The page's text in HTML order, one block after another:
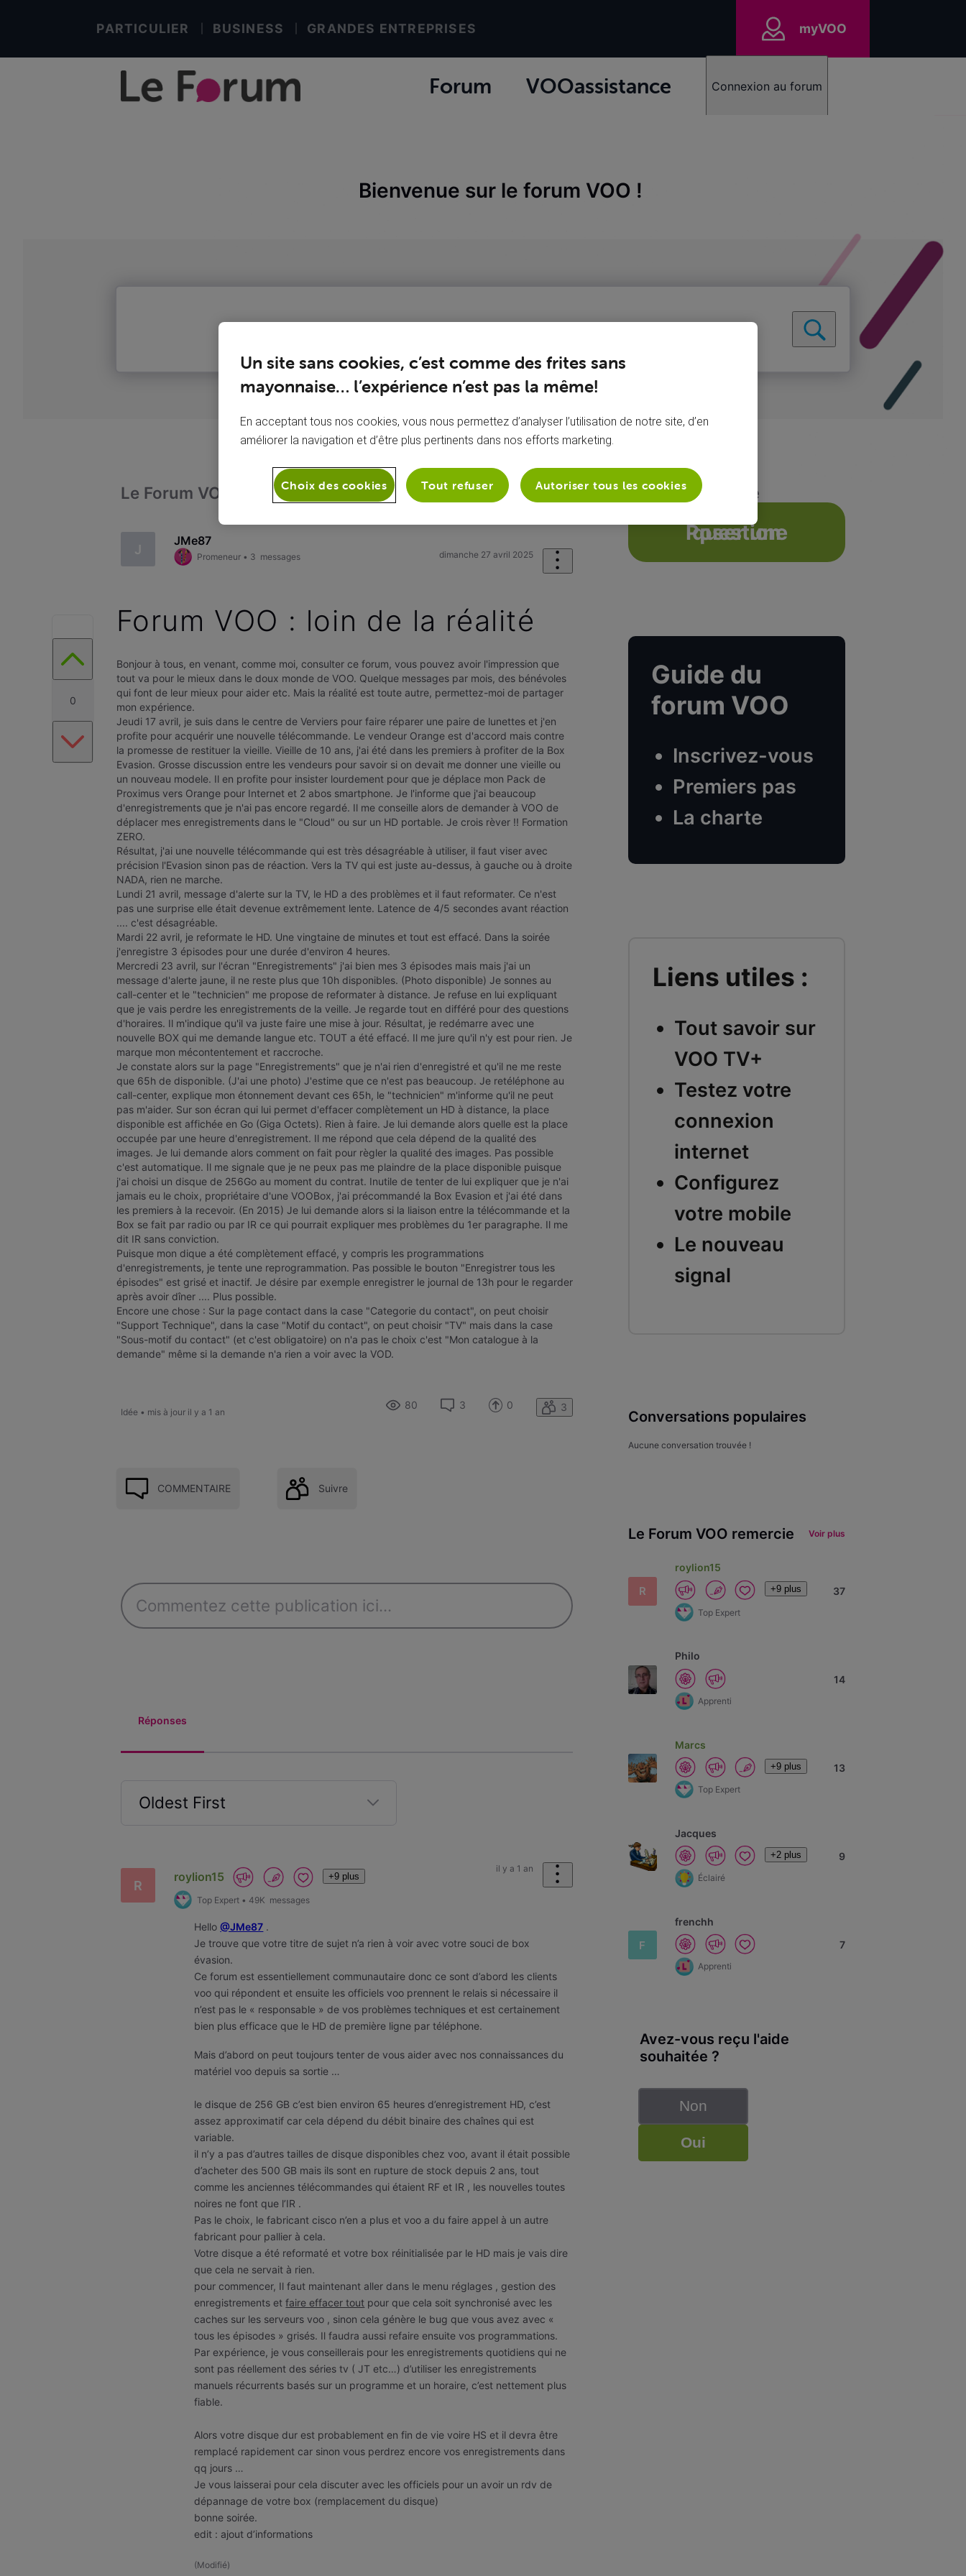
PARTICULIER BUSINESS GRANDES ENTREPRISES myVOO
Forum VOOassistance Connexion au forum
Bienvenue sur le forum VOO !
Le Forum VOO Télévision Ma box .évasion Forum VOO : loin de la réalité
J
JMe87
Promeneur• 3 messages dimanche 27 avril 2025
0
Forum VOO : loin de la réalité
Bonjour à tous, en venant, comme moi, consulter ce forum, vous pouvez avoir l'impression que
tout va pour le mieux dans le doux monde de VOO. Quelque messages par mois, des bénévoles
qui font de leur mieux pour aider etc. Mais la réalité est toute autre, permettez-moi de partager
mon expérience.
Jeudi 17 avril, je suis dans le centre de Verviers pour faire réparer une paire de lunettes et j'en
profite pour acquérir une nouvelle télécommande. Le vendeur Orange est d'accord mais contre
la promesse de restituer la vieille. Vieille de 10 ans, j'ai été dans les premiers à profiter de la Box
Evasion. Grosse discussion entre les vendeurs pour savoir si on devait me donner une vieille ou
un nouveau modele. Il en profite pour insister lourdement pour que je déplace mon Pack de
Proximus vers Orange pour Internet et 2 abos smartphone. Je l'informe que j'ai beaucoup
d'enregistrements que je n'ai pas encore regardé. Il me conseille alors de demander à VOO de
déplacer mes enregistrements dans le "Cloud" ou sur un HD portable. Je crois rèver !! Formation
ZERO.
Résultat, j'ai une nouvelle télécommande qui est très désagréable à utiliser, il faut viser avec
précision l'Evasion sinon pas de réaction. Vers la TV qui est juste au-dessus, à gauche ou à droite
NADA, rien ne marche.
Lundi 21 avril, message d'alerte sur la TV, le HD a des problèmes et il faut reformater. Ce n'est
pas une surprise elle était devenue extrêmement lente. Latence de 4/5 secondes avant réaction
.... c'est désagréable.
Mardi 22 avril, je reformate le HD. Une vingtaine de minutes et tout est effacé. Dans la soirée
j'enregistre 3 épisodes pour une durée d'environ 4 heures.
Mercredi 23 avril, sur l'écran "Enregistrements" j'ai bien mes 3 épisodes mais mais j'ai un
message d'alerte jaune, il ne reste plus que 10h disponibles. (Photo disponible) Je sonnes au
call-center et le "technicien" me propose de reformater à distance. Je refuse en lui expliquant
que je vais perdre les enregistrements de la veille. Je regarde tout en différé pour des questions
d'horaires. Il m'indique qu'il va juste faire une mise à jour. Résultat, je redémarre avec une
nouvelle BOX qui me demande langue etc. TOUT a été effacé. Il me jure qu'il n'y est pour rien. Je
marque mon mécontentement et raccroche.
Je constate alors sur la page "Enregistrements" que je n'ai rien d'enregistré et qu'il ne me reste
que 65h de disponible. (J'ai une photo) J'estime que ce n'est pas beaucoup. Je retéléphone au
call-center, explique mon étonnement devant ces 65h, le "technicien" m'informe qu'il ne peut
pas m'aider. Sur son écran qui lui permet d'effacer complètement un HD à distance, la place
disponible est affichée en Go (Giga Octets). Rien à faire. Je lui demande alors quelle est la place
occupée par une heure d'enregistrement. Il me répond que cela dépend de la qualité des
images. Je lui demande alors comment on fait pour règler la qualité des images. Pas possible
c'est automatique. Il me signale que je ne peux pas me plaindre de la place disponible puisque
j'ai choisi un disque de 256Go au moment du contrat. Inutile de tenter de lui expliquer que je n'ai
jamais eu le choix, propriétaire d'une VOOBox, j'ai précommandé la Box Evasion et j'ai été dans
les premiers à la recevoir. (En 2015) Je lui demande alors si la liaison entre la télécommande et la
Box se fait par radio ou par IR ce qui pourrait expliquer mes problèmes du 1er paragraphe. Il me
dit IR sans conviction.
Puisque mon dique a été complètement effacé, y compris les programmations
d'enregistrements, je tente une reprogrammation. Pas possible le bouton "Enregistrer tous les
épisodes" est grisé et inactif. Je désire par exemple enregistrer le journal de 13h pour le regarder
après avoir dîner .... Plus possible.
Encore une chose : Sur la page contact dans la case "Categorie du contact", on peut choisir
"Support Technique", dans la case "Motif du contact", on peut choisir "TV" mais dans la case
"Sous-motif du contact" (et c'est obligatoire) on n'a pas le choix c'est "Mon catalogue à la
demande" même si la demande n'a rien a voir avec la VOD.
Idée • mis à jour il y a 1 an
80 3 0 3
COMMENTAIRE Suivre
Réponses
Oldest First
First
R
roylion15 +9 plus
Top Expert• 49K messages
il y a 1 an
Hello@JMe87 .
Je trouve que votre titre de sujet n’a rien à voir avec votre souci de box
évasion.
Ce forum est essentiellement communautaire donc ce sont d’abord les clients
voo qui répondent et ensuite les officiels voo prennent le relais si nécessaire il
n’est pas le « responsable » de vos problèmes techniques et est certainement
bien plus efficace que le HD de première ligne par téléphone.
Mais d’abord on peut toujours tenter de vous aider avec nos connaissances du
matériel voo depuis sa sortie …
le disque de 256 GB c’est bien environ 65 heures d’enregistrement HD, c’est
assez approximatif car cela dépend du débit binaire des chaînes qui est
variable.
il n’y a pas d’autres tailles de disque disponibles chez voo, avant il était possible
d’acheter des 500 GB mais ils sont en rupture de stock depuis 2 ans, tout
comme les anciennes télécommandes qui étaient RF et IR , les nouvelles toutes
noires ne font que l’IR .
Pas le choix, le fabricant cisco n’en a plus et voo a du faire appel à un autre
fabricant pour pallier à cela.
Votre disque a été reformaté et votre box réinitialisée par le HD mais je vais dire
que cela ne servait à rien.
pour commencer, Il faut maintenant aller dans le menu réglages , gestion des
enregistrements etfaire effacer tout pour que cela soit synchronisé avec les
caches sur les serveurs voo , sinon cela génère le bug que vous avez avec «
tous les épisodes » grisés. Il faudra aussi refaire ensuite vos programmations.
Par expérience, je vous conseillerais pour les enregistrements quotidiens qui ne
sont pas réellement des séries tv ( JT etc…) d’utiliser les enregistrements
manuels récurrents basés sur un programme et un horaire, c’est nettement plus
fiable.
Alors votre disque dur est probablement en fin de vie voire HS et il devra être
remplacé rapidement car sinon vous perdrez encore vos enregistrements dans
qq jours …
Je vous laisserai pour cela discuter avec les officiels pour un avoir un rdv de
dépannage de votre box (remplacement du disque)
bonne soirée.
edit : ajout d’informations
(Modifié)
Poser une question
Guide du
forum VOO
Inscrivez-vous
Premiers pas
La charte
Liens utiles :
Tout savoir sur
VOO TV+
Testez votre
connexion
internet
Configurez
votre mobile
Le nouveau
signal
Conversations populaires
Aucune conversation trouvée !
Le Forum VOO remercie Voir plus
R
roylion15
+9 plus
Top Expert
37
Philo
Apprenti
14
Marcs
+9 plus
Top Expert
13
Jacques
+2 plus
Éclairé
9
F
frenchh
Apprenti
7
Avez-vous reçu l'aide
souhaitée ?
Non
Oui
Un site sans cookies, c’est comme des frites sans
mayonnaise… l’expérience n’est pas la même!
En acceptant tous nos cookies, vous nous permettez d’analyser l’utilisation de notre site, d’en
améliorer la navigation et d’être plus pertinents dans nos efforts marketing.
Tout refuser Autoriser tous les cookies
Choix des cookies